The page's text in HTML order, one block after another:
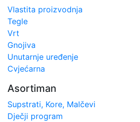
Vlastita proizvodnja
Tegle
Vrt
Gnojiva
Unutarnje uređenje
Cvjećarna
Asortiman
Supstrati, Kore, Malčevi
Dječji program